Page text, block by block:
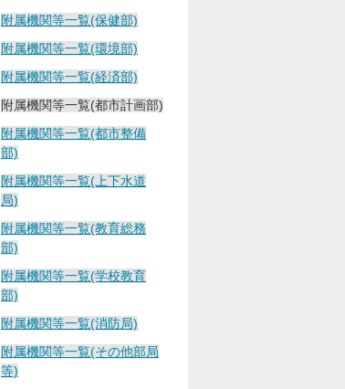
附属機関等一覧(保健部)
附属機関等一覧(環境部)
附属機関等一覧(経済部)
附属機関等一覧(都市計画部)
附属機関等一覧(都市整備
部)
附属機関等一覧(上下水道
局)
附属機関等一覧(教育総務
部)
附属機関等一覧(学校教育
部)
附属機関等一覧(消防局)
附属機関等一覧(その他部局
等)